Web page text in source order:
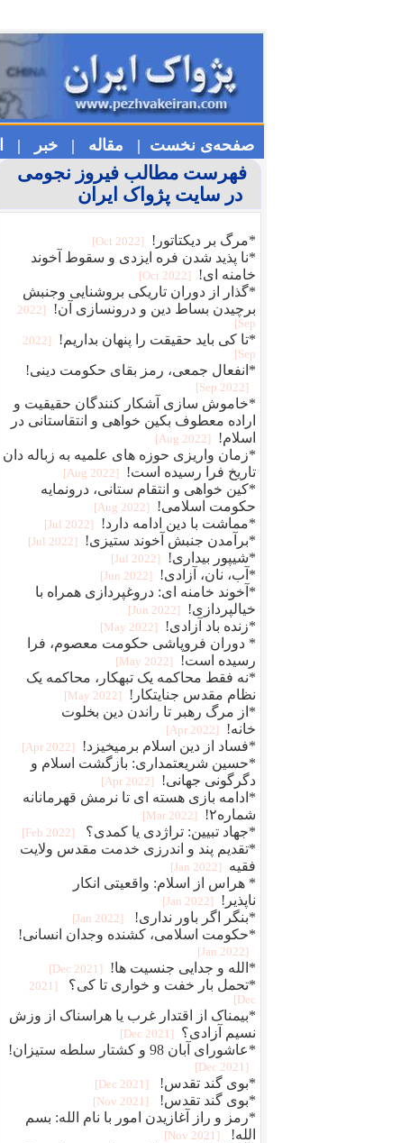
صفحه‌ی نخست | مقاله | خبر |
فهرست مطالب فیروز نجومی
در سایت پژواک ایران
*مرگ بر دیکتاتور! [2022 Oct]
*نا پذید شدن فره ایزدی و سقوط آخوند
خامنه ای!
[2022 Oct]
*گذار از دوران تاریکی بروشنایی وجنبش
برچیدن بساط دین و درونسازی آن!
[2022
Sep]
*تا کی باید حقیقت را پنهان بداریم!
[2022
Sep]
*انفعال جمعی، رمز بقای حکومت دینی!
[2022 Sep]
*خاموش سازی آشکار کنندگان حقیقیت و
اراده معطوف بکین خواهی و انتقاستانی در
اسلام!
[2022 Aug]
*زمان واریزی حوزه های علمیه به زباله دان
تاریخ فرا رسیده است!
[2022 Aug]
*کین خواهی و انتقام ستانی، درونمایه
حکومت اسلامی!
[2022 Aug]
*مماشت با دین ادامه دارد! [2022 Jul]
*برآمدن جنبش آخوند ستیزی! [2022 Jul]
*شیپور بیداری! [2022 Jul]
*آب، نان، آزادی! [2022 Jun]
*آخوند خامنه ای: دروغپردازی همراه با
خیالپردازی!
[2022 Jun]
*زنده باد آزادی! [2022 May]
* دوران فروپاشی حکومت معصوم، فرا
رسیده است!
[2022 May]
*نه فقط محاکمه یک تبهکار، محاکمه یک
نظام مقدس جنایتکار!
[2022 May]
*از مرگ رهبر تا راندن دین بخلوت
خانه!
[2022 Apr]
*فساد از دین اسلام برمیخیزد! [2022 Apr]
*حسین شریعتمداری: بازگشت اسلام و
دگرگونی جهانی!
[2022 Apr]
*ادامه بازی هسته ای تا نرمش قهرمانانه
شماره۲!
[2022 Mar]
*جهاد تبیین: تراژدی یا کمدی؟ [2022 Feb]
*تقدیم پند و اندرزی خدمت مقدس ولایت
فقیه
[2022 Jan]
* هراس از اسلام: واقعیتی انکار
ناپذیر!
[2022 Jan]
*بنگر اگر باور نداری! [2022 Jan]
*حکومت اسلامی، کشنده وجدان انسانی!
[2022 Jan]
*الله و جدایی جنسیت ها! [2021 Dec]
*تحمل بار خفت و خواری تا کی؟
[2021
Dec]
*بیمناک از اقتدار غرب یا هراسناک از وزش
نسیم آزادی؟
[2021 Dec]
*عاشورای آبان 98 و کشتار سلطه ستیزان!
[2021 Dec]
*بوی گند تقدس! [2021 Dec]
*بوی گند تقدس! [2021 Nov]
*رمز و راز آغازیدن امور با نام الله: بسم
الله!
[2021 Nov]